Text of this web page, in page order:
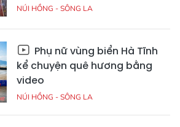
NÚI HỒNG - SÔNG LA
Phụ nữ vùng biển Hà Tĩnh
kể chuyện quê hương bằng
video
NÚI HỒNG - SÔNG LA